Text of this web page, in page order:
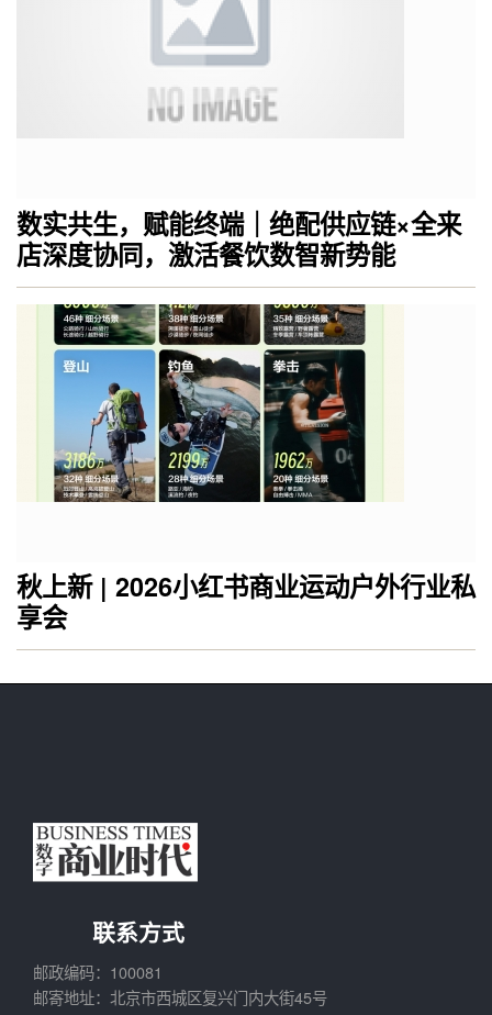
数实共生，赋能终端｜绝配供应链×全来
店深度协同，激活餐饮数智新势能
秋上新 | 2026小红书商业运动户外行业私
享会
联系方式
邮政编码：100081
邮寄地址：北京市西城区复兴门内大街45号